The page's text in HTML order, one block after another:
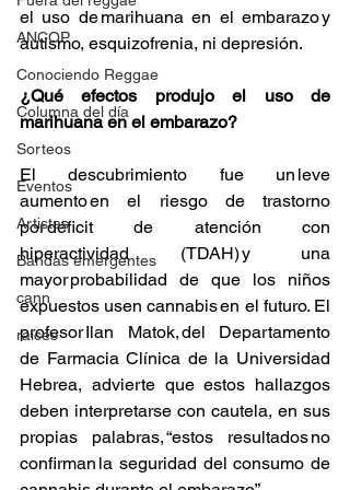
ANCOP
Conociendo Reggae
Columna del día
Sorteos
Eventos
Artistas
Bandas emergentes
cann
raices
el uso de marihuana en el embarazo y
autismo, esquizofrenia, ni depresión.
¿Qué efectos produjo el uso de
marihuana en el embarazo?
El descubrimiento fue un leve
aumento en el riesgo de trastorno
por déficit de atención con
hiperactividad (TDAH) y una
mayor probabilidad de que los niños
expuestos usen cannabis en el futuro. El
profesor Ilan Matok, del Departamento
de Farmacia Clínica de la Universidad
Hebrea, advierte que estos hallazgos
deben interpretarse con cautela, en sus
propias palabras, “estos resultados no
confirman la seguridad del consumo de